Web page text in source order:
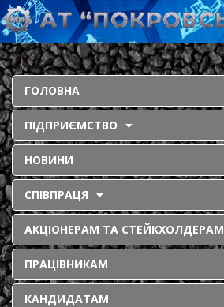
ГОЛОВНА
ПІДПРИЄМСТВО
НОВИНИ
СПІВПРАЦЯ
АКЦІОНЕРАМ ТА СТЕЙКХОЛДЕРАМ
ПРАЦІВНИКАМ
КАНДИДАТАМ